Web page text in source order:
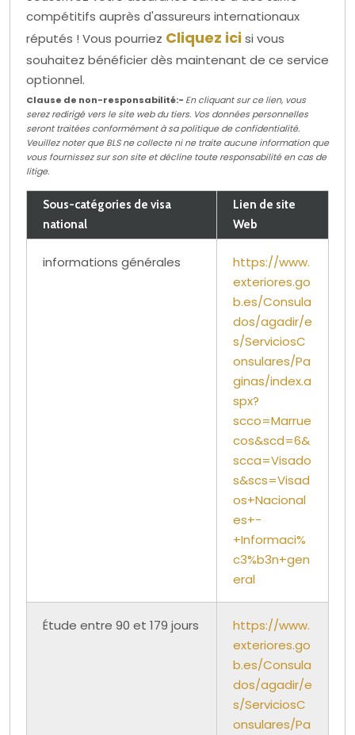
compétitifs auprès d'assureurs internationaux
réputés ! Vous pourriez Cliquez icisi vous
souhaitez bénéficier dès maintenant de ce service
optionnel.
Clause de non-responsabilité:- En cliquant sur ce lien, vous
serez redirigé vers le site web du tiers. Vos données personnelles
seront traitées conformément à sa politique de confidentialité.
Veuillez noter que BLS ne collecte ni ne traite aucune information que
vous fournissez sur son site et décline toute responsabilité en cas de
litige.
Sous-catégories de visa
national
Lien de site
Web
informations générales
https://www.
exteriores.go
b.es/Consula
dos/agadir/e
s/ServiciosC
onsulares/Pa
ginas/index.a
spx?
scco=Marrue
cos&scd=6&
scca=Visado
s&scs=Visad
os+Nacional
es+-
+Informaci%
c3%b3n+gen
eral
Étude entre 90 et 179 jours
https://www.
exteriores.go
b.es/Consula
dos/agadir/e
s/ServiciosC
onsulares/Pa